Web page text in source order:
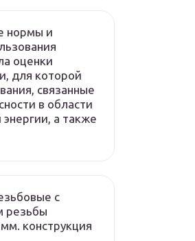
нормы и
оценки
для которой
связанные
в области
а также
с
резьбы
конструкция